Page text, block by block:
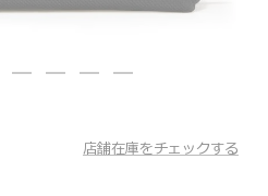
店舗在庫をチェックする